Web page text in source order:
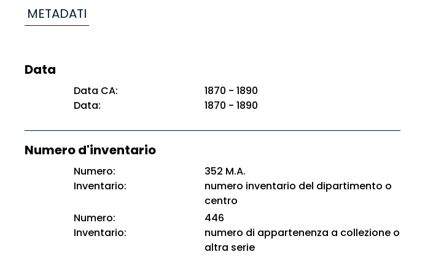
METADATI
Data
Data CA:
1870 - 1890
Data:
1870 - 1890
Numero d'inventario
Numero:
352 M.A.
Inventario:
numero inventario del dipartimento o
centro
Numero:
446
Inventario:
numero di appartenenza a collezione o
altra serie